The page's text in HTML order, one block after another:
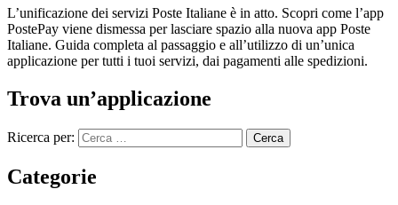
L’unificazione dei servizi Poste Italiane è in atto. Scopri come l’app
PostePay viene dismessa per lasciare spazio alla nuova app Poste
Italiane. Guida completa al passaggio e all’utilizzo di un’unica
applicazione per tutti i tuoi servizi, dai pagamenti alle spedizioni.
Trova un’applicazione
Ricerca per:
Categorie